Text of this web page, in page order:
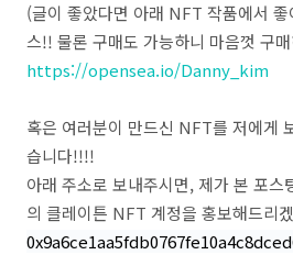
(글이 좋았다면 아래 NFT 작품에서
스!! 물론 구매도 가능하니 마음껏 구
https://opensea.io/Danny_kim
혹은 여러분이 만드신 NFT를 저에게
습니다!!!!
아래 주소로 보내주시면, 제가 본 포스
의 클레이튼 NFT 계정을 홍보해드리